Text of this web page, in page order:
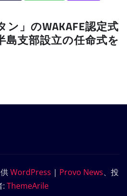
ン」のWAKAFE認定式
島支部設立の任命式を
WordPress | Provo News、投
: ThemeArile